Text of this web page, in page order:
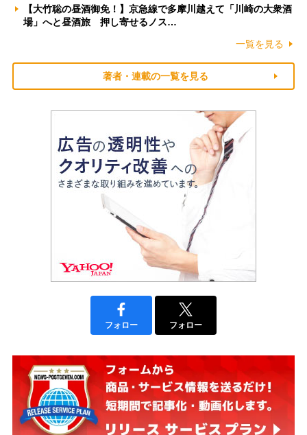
【大竹聡の昼酒御免！】京急線で多摩川越えて「川崎の大衆酒
場」へと昼酒旅 押し寄せるノス…
一覧を見る
著者・連載の一覧を見る
フォロー フォロー